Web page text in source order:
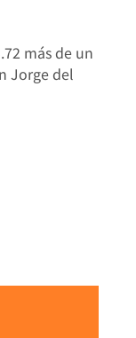
más de un
Jorge del